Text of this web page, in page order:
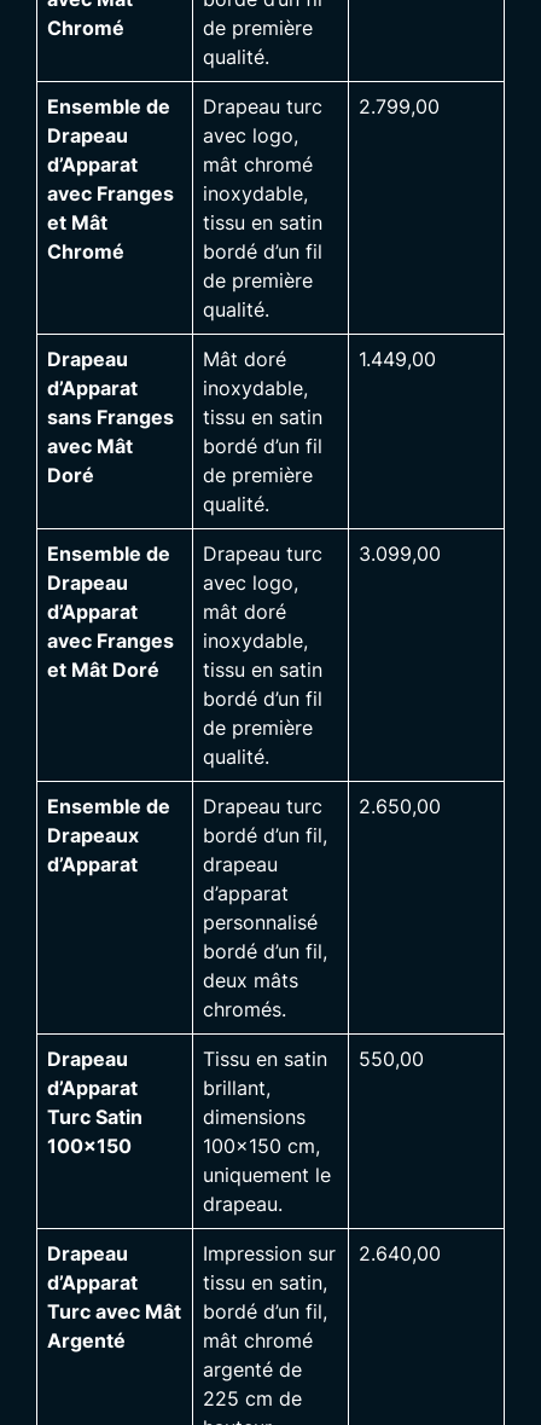
Chromé
de première
qualité.
Ensemble de
Drapeau
d’Apparat
avec Franges
et Mât
Chromé
Drapeau turc
avec logo,
mât chromé
inoxydable,
tissu en satin
bordé d’un fil
de première
qualité.
2.799,00
Drapeau
d’Apparat
sans Franges
avec Mât
Doré
Mât doré
inoxydable,
tissu en satin
bordé d’un fil
de première
qualité.
1.449,00
Ensemble de
Drapeau
d’Apparat
avec Franges
et Mât Doré
Drapeau turc
avec logo,
mât doré
inoxydable,
tissu en satin
bordé d’un fil
de première
qualité.
3.099,00
Ensemble de
Drapeaux
d’Apparat
Drapeau turc
bordé d’un fil,
drapeau
d’apparat
personnalisé
bordé d’un fil,
deux mâts
chromés.
2.650,00
Drapeau
d’Apparat
Turc Satin
100×150
Tissu en satin
brillant,
dimensions
100×150 cm,
uniquement le
drapeau.
550,00
Drapeau
d’Apparat
Turc avec Mât
Argenté
Impression sur
tissu en satin,
bordé d’un fil,
mât chromé
argenté de
225 cm de
2.640,00